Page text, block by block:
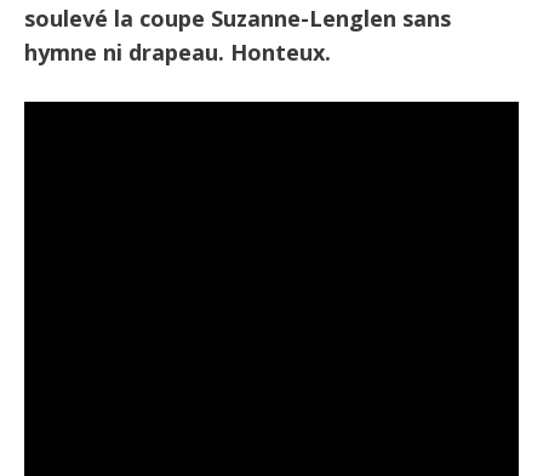
soulevé la coupe Suzanne-Lenglen sans
hymne ni drapeau. Honteux.